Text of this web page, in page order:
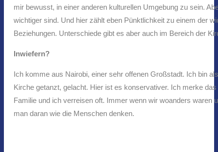
mir bewusst, in einer anderen kulturellen Umgebung zu sein.
wichtiger sind. Und hier zählt eben Pünktlichkeit zu einem der
Beziehungen. Unterschiede gibt es aber auch im Bereich der
Inwiefern?
Ich komme aus Nairobi, einer sehr offenen Großstadt. Ich bin
Kirche getanzt, gelacht. Hier ist es konservativer. Ich merke
Familie und ich verreisen oft. Immer wenn wir woanders
man daran wie die Menschen denken.